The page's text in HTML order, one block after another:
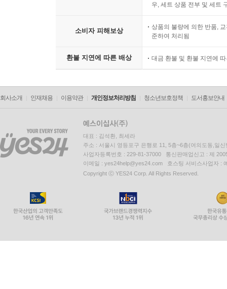
우, 세트 상품 전부 및 세트
소비자 피해보상
상품의 불량에 의한 반품,
준하여 처리됨
환불 지연에 따른 배상 대금 환불 및 환불 지연에
회사소개 인재채용 이용약관 개인정보처리방침 청소년보호정책 도서홍보안내
대표 : 김석환, 최세라
주소 : 서울시 영등포구 은행로 11, 5층~6층(여의도동,일신
사업자등록번호 : 229-81-37000 통신판매업신고 : 제
이메일 : yes24help@yes24.com 호스팅 서비스사업자 :
Copyright ⓒ YES24 Corp. All Rights Reserved.